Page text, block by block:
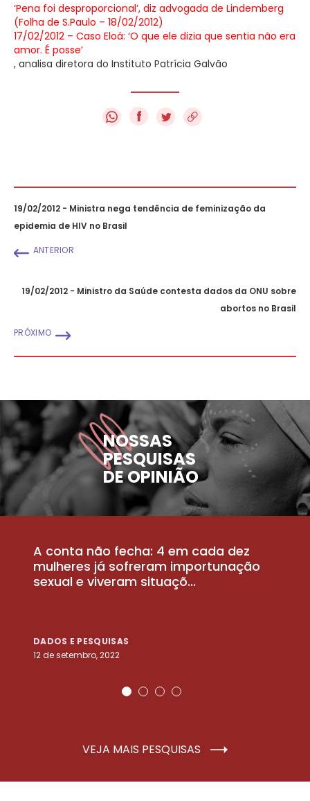
‘Pena foi desproporcional’, diz advogada de Lindemberg
(Folha de S.Paulo – 18/02/2012)
17/02/2012 – Caso Eloá: ‘O que ele dizia que sentia não era
amor. É posse’
, analisa diretora do Instituto Patrícia Galvão
f
19/02/2012 - Ministra nega tendência de feminização da
epidemia de HIV no Brasil
ANTERIOR
19/02/2012 - Ministro da Saúde contesta dados da ONU sobre
abortos no Brasil
PRÓXIMO
NOSSAS
PESQUISAS
DE OPINIÃO
A conta não fecha: 4 em cada dez
mulheres já sofreram importunação
sexual e viveram situaçõ...
DADOS E PESQUISAS
12 de setembro, 2022
VEJA MAIS PESQUISAS